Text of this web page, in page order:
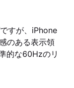
すが、iPhone
のある表示領
的な60Hzのリ